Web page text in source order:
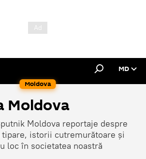
Moldova
MD
Moldova
Moldova reportaje despre
istorii cutremurătoare și
loc în societatea noastră